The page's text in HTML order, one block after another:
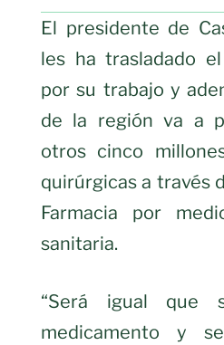
El presidente de
les ha trasladado
por su trabajo y
de la región va a
otros cinco
quirúrgicas a través
Farmacia por
sanitaria.
“Será igual que
medicamento y